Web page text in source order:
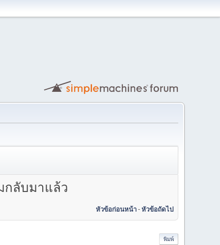
กลับมาแล้ว
หัวข้อก่อนหน้า-หัวข้อถัดไป
พิมพ์